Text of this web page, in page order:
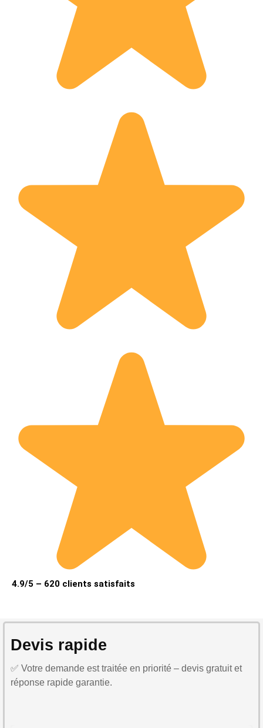
4.9/5 – 620 clients satisfaits
Devis rapide
✅ Votre demande est traitée en priorité – devis gratuit et
réponse rapide garantie.